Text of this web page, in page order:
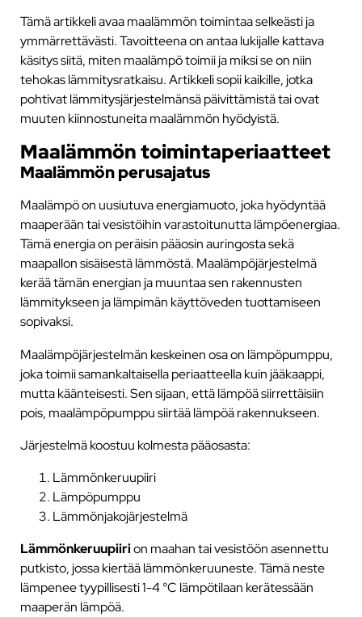
Tämä artikkeli avaa maalämmön toimintaa selkeästi ja
ymmärrettävästi. Tavoitteena on antaa lukijalle kattava
käsitys siitä, miten maalämpö toimii ja miksi se on niin
tehokas lämmitysratkaisu. Artikkeli sopii kaikille, jotka
pohtivat lämmitysjärjestelmänsä päivittämistä tai ovat
muuten kiinnostuneita maalämmön hyödyistä.
Maalämmön toimintaperiaatteet
Maalämmön perusajatus
Maalämpö on uusiutuva energiamuoto, joka hyödyntää
maaperään tai vesistöihin varastoitunutta lämpöenergiaa.
Tämä energia on peräisin pääosin auringosta sekä
maapallon sisäisestä lämmöstä. Maalämpöjärjestelmä
kerää tämän energian ja muuntaa sen rakennusten
lämmitykseen ja lämpimän käyttöveden tuottamiseen
sopivaksi.
Maalämpöjärjestelmän keskeinen osa on lämpöpumppu,
joka toimii samankaltaisella periaatteella kuin jääkaappi,
mutta käänteisesti. Sen sijaan, että lämpöä siirrettäisiin
pois, maalämpöpumppu siirtää lämpöä rakennukseen.
Järjestelmä koostuu kolmesta pääosasta:
Lämmönkeruupiiri
Lämpöpumppu
Lämmönjakojärjestelmä
Lämmönkeruupiirion maahan tai vesistöön asennettu
putkisto, jossa kiertää lämmönkeruuneste. Tämä neste
lämpenee tyypillisesti 1-4 °C lämpötilaan kerätessään
maaperän lämpöä.